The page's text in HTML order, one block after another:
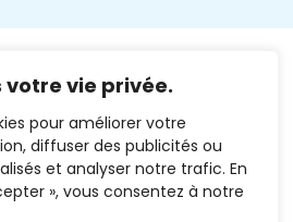
votre vie privée.
pour améliorer votre
diffuser des publicités ou
et analyser notre trafic. En
», vous consentez à notre